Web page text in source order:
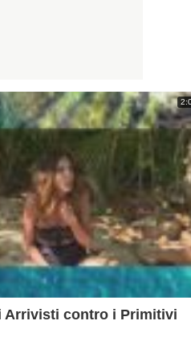
Arrivisti contro i Primitivi